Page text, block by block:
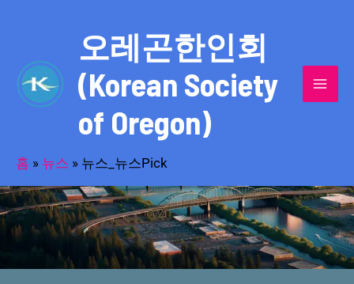
오레곤한인회
(Korean Society
of Oregon)
홈 » 뉴스 » 뉴스_뉴스Pick
반세기의 세월을 품고 동포사회를 섬겨온
오레곤한인회!